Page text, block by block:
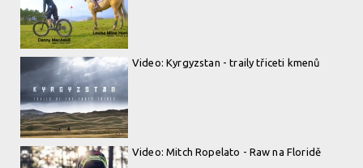
Video: Kyrgyzstan - traily třiceti kmenů
Video: Mitch Ropelato - Raw na Floridě